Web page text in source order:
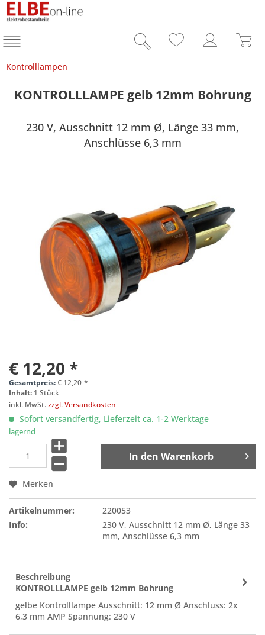
Kontrolllampen
KONTROLLLAMPE gelb 12mm Bohrung
230 V, Ausschnitt 12 mm Ø, Länge 33 mm,
Anschlüsse 6,3 mm
€ 12,20 *
Gesamtpreis:€ 12,20 *
Inhalt: 1 Stück
inkl. MwSt.zzgl. Versandkosten
Sofort versandfertig, Lieferzeit ca. 1-2 Werktage
lagernd
In den Warenkorb
Merken
Artikelnummer:
220053
Info:
230 V, Ausschnitt 12 mm Ø, Länge 33
mm, Anschlüsse 6,3 mm
Beschreibung
KONTROLLLAMPE gelb 12mm Bohrung
gelbe Kontrolllampe Ausschnitt: 12 mm Ø Anschluss: 2x
6,3 mm AMP Spannung: 230 V